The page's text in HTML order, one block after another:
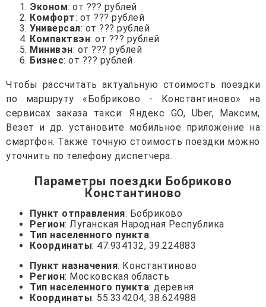
Эконом: от ??? рублей
Комфорт: от ??? рублей
Универсал: от ??? рублей
Компактвэн: от ??? рублей
Минивэн: от ??? рублей
Бизнес: от ??? рублей
Чтобы рассчитать актуальную стоимость поездки
по маршруту «Бобриково - Константиново» на
сервисах заказа такси: Яндекс GO, Uber, Максим,
Везет и др. установите мобильное приложение на
смартфон. Также точную стоимость поездки можно
уточнить по телефону диспетчера.
Параметры поездки Бобриково
Константиново
Пункт отправления: Бобриково
Регион: Луганская Народная Республика
Тип населенного пункта:
Координаты: 47.934132, 39.224883
Пункт назначения: Константиново
Регион: Московская область
Тип населенного пункта: деревня
Координаты: 55.334204, 38.624988